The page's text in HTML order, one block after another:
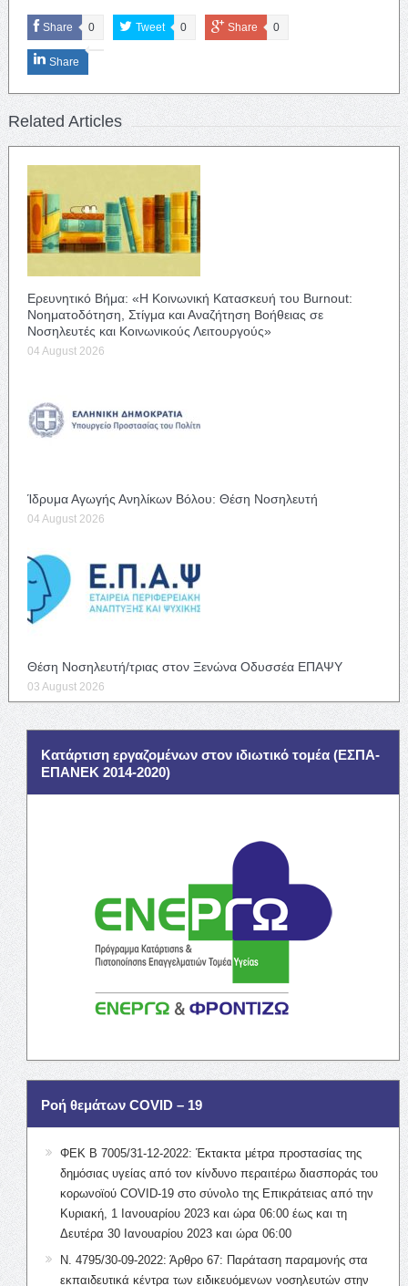
Share 0 Tweet 0 Share 0
Share
Related Articles
Ερευνητικό Βήμα: «Η Κοινωνική Κατασκευή του Burnout:
Νοηματοδότηση, Στίγμα και Αναζήτηση Βοήθειας σε
Νοσηλευτές και Κοινωνικούς Λειτουργούς»
04 August 2026
Ίδρυμα Αγωγής Ανηλίκων Βόλου: Θέση Νοσηλευτή
04 August 2026
Θέση Νοσηλευτή/τριας στον Ξενώνα Οδυσσέα ΕΠΑΨΥ
03 August 2026
Κατάρτιση εργαζομένων στον ιδιωτικό τομέα (ΕΣΠΑ-
ΕΠΑΝΕΚ 2014-2020)
Ροή θεμάτων COVID – 19
ΦΕΚ Β 7005/31-12-2022: Έκτακτα μέτρα προστασίας της
δημόσιας υγείας από τον κίνδυνο περαιτέρω διασποράς του
κορωνοϊού COVID-19 στο σύνολο της Επικράτειας από την
Κυριακή, 1 Ιανουαρίου 2023 και ώρα 06:00 έως και τη
Δευτέρα 30 Ιανουαρίου 2023 και ώρα 06:00
Ν. 4795/30-09-2022: Άρθρο 67: Παράταση παραμονής στα
εκπαιδευτικά κέντρα των ειδικευόμενων νοσηλευτών στην